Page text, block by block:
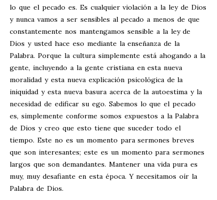
lo que el pecado es. Es cualquier violación a la ley de Dios
y nunca vamos a ser sensibles al pecado a menos de que
constantemente nos mantengamos sensible a la ley de
Dios y usted hace eso mediante la enseñanza de la
Palabra. Porque la cultura simplemente está ahogando a la
gente, incluyendo a la gente cristiana en esta nueva
moralidad y esta nueva explicación psicológica de la
iniquidad y esta nueva basura acerca de la autoestima y la
necesidad de edificar su ego. Sabemos lo que el pecado
es, simplemente conforme somos expuestos a la Palabra
de Dios y creo que esto tiene que suceder todo el
tiempo. Este no es un momento para sermones breves
que son interesantes; este es un momento para sermones
largos que son demandantes. Mantener una vida pura es
muy, muy desafiante en esta época. Y necesitamos oír la
Palabra de Dios.